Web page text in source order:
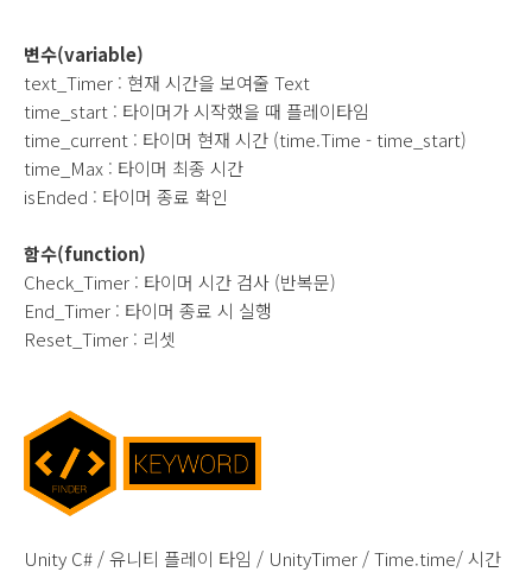
변수(variable)
text_Timer : 현재 시간을 보여줄 Text
time_start : 타이머가 시작했을 때 플레이타임
time_current : 타이머 현재 시간 (time.Time - time_start)
time_Max : 타이머 최종 시간
isEnded : 타이머 종료 확인
함수(function)
Check_Timer : 타이머 시간 검사 (반복문)
End_Timer : 타이머 종료 시 실행
Reset_Timer : 리셋
Unity C# /유니티 플레이 타임 / UnityTimer / Time.time/ 시간